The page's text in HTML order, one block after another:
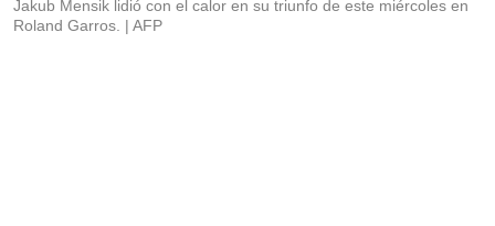
Jakub Mensik lidió con el calor en su triunfo de este miércoles en
Roland Garros.
AFP